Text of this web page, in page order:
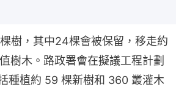
樹，其中24棵會被保留，移走約
樹木。路政署會在擬議工程計劃
種植約 59 棵新樹和 360 叢灌木